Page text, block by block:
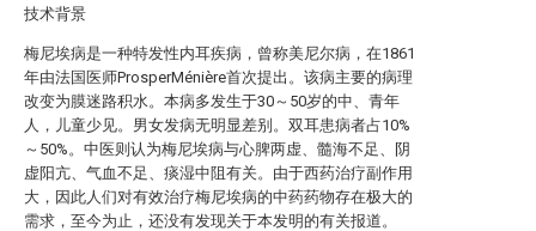
技术背景
梅尼埃病是一种特发性内耳疾病，曾称美尼尔病，在1861
年由法国医师ProsperMénière首次提出。该病主要的病理
改变为膜迷路积水。本病多发生于30～50岁的中、青年
人，儿童少见。男女发病无明显差别。双耳患病者占10%
～50%。中医则认为梅尼埃病与心脾两虚、髓海不足、阴
虚阳亢、气血不足、痰湿中阻有关。由于西药治疗副作用
大，因此人们对有效治疗梅尼埃病的中药药物存在极大的
需求，至今为止，还没有发现关于本发明的有关报道。